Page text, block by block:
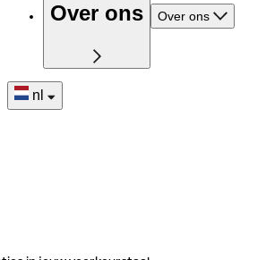
Over ons Over ons
nl